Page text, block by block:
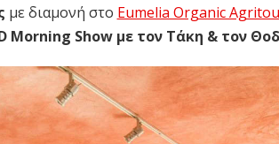
με διαμονή στο Eumelia Organic
Morning Show με τον Τάκη & τον